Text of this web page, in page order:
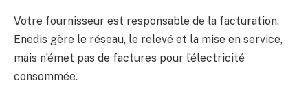
Votre fournisseur est responsable de la facturation.
Enedis gère le réseau, le relevé et la mise en service,
mais n’émet pas de factures pour l’électricité
consommée.